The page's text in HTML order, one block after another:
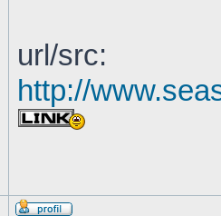
url/src:
http://